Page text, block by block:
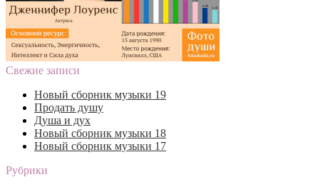
Свежие записи
Новый сборник музыки 19
Продать душу
Душа и дух
Новый сборник музыки 18
Новый сборник музыки 17
Рубрики